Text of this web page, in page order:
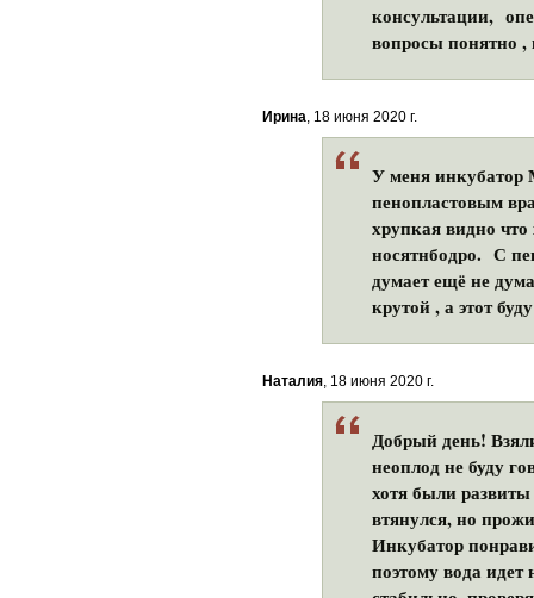
консультации,
вопросы понятно ,
Ирина, 18 июня 2020 г.
У меня инкубатор
пенопластовым
хрупкая видно
носятнбодро. С
думает ещё не
крутой , а этот
Наталия, 18 июня 2020 г.
Добрый день!
неоплод не буду
хотя были
втянулся, но
Инкубатор
поэтому вода